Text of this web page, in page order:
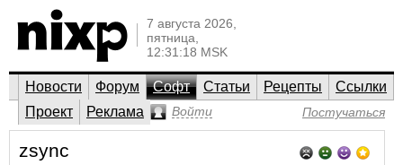
7 августа 2026,
пятница,
12:31:18 MSK
Новости Форум Софт Статьи Рецепты
Ссылки
Проект
Реклама Войти Постучаться
zsync